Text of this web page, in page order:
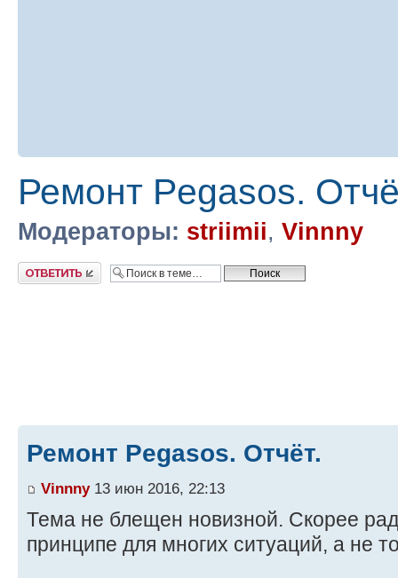
Ремонт Pegasos.
Модераторы: striimii, Vinnny
Ответить
Ремонт Pegasos. Отчёт.
Vinnny13 июн 2016, 22:13
Тема не блещен новизной. Скорее
принципе для многих ситуаций, а не